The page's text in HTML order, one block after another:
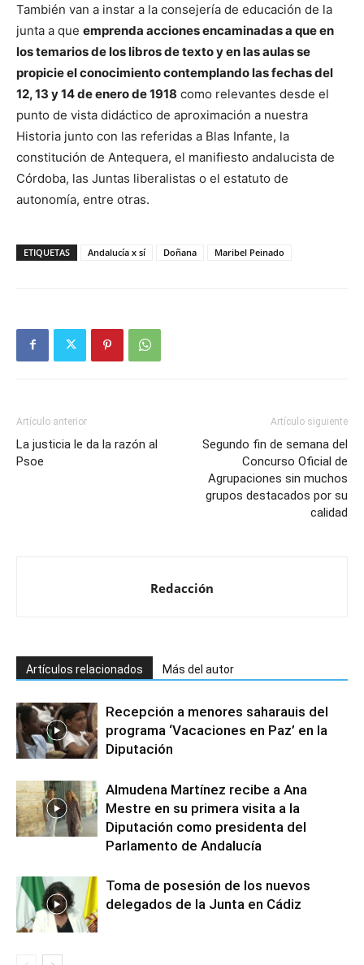
También van a instar a la consejería de educación de la
junta a que emprenda acciones encaminadas a que en
los temarios de los libros de texto y en las aulas se
propicie el conocimiento contemplando las fechas del
12, 13 y 14 de enero de 1918 como relevantes desde el
punto de vista didáctico de aproximación a nuestra
Historia junto con las referidas a Blas Infante, la
constitución de Antequera, el manifiesto andalucista de
Córdoba, las Juntas liberalistas o el estatuto de
autonomía, entre otras.
ETIQUETAS Andalucía x sí Doñana Maribel Peinado
Artículo anterior
La justicia le da la razón al
Psoe
Artículo siguiente
Segundo fin de semana del
Concurso Oficial de
Agrupaciones sin muchos
grupos destacados por su
calidad
Redacción
Artículos relacionados Más del autor
Recepción a menores saharauis del
programa ‘Vacaciones en Paz’ en la
Diputación
Almudena Martínez recibe a Ana
Mestre en su primera visita a la
Diputación como presidenta del
Parlamento de Andalucía
Toma de posesión de los nuevos
delegados de la Junta en Cádiz